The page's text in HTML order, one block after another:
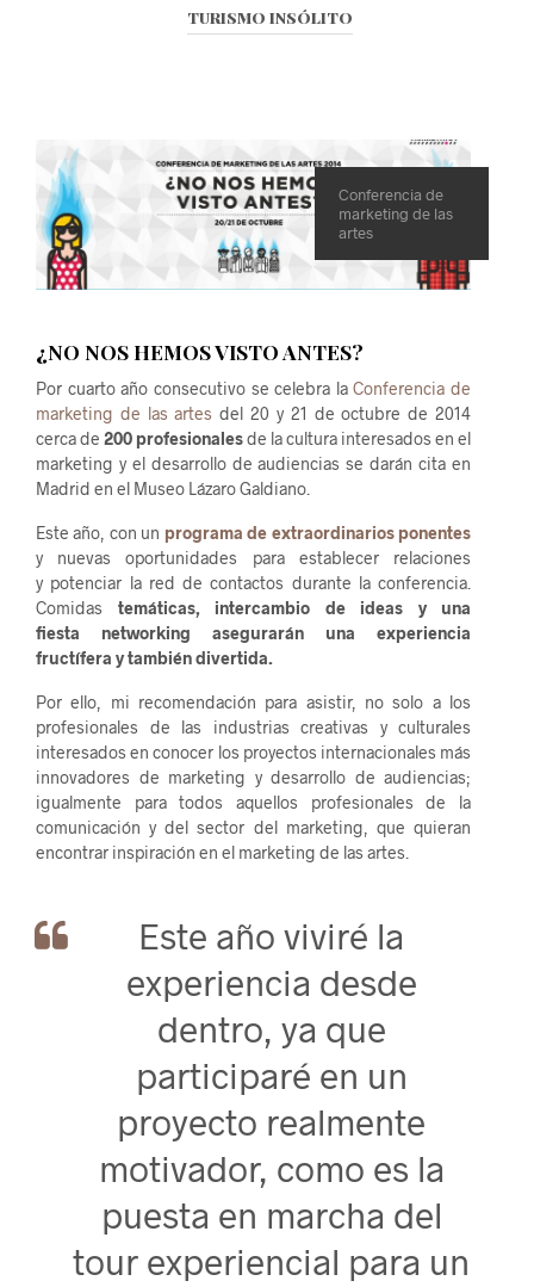
TURISMO INSÓLITO
Conferencia de
marketing de las
artes
¿NO NOS HEMOS VISTO ANTES?
Por cuarto año consecutivo se celebra laConferencia de
marketing de las artes del 20 y 21 de octubre de 2014
cerca de 200 profesionalesde la cultura interesados en el
marketing y el desarrollo de audiencias se darán cita en
Madrid en el Museo Lázaro Galdiano.
Este año, con un programa de extraordinarios ponentes
y nuevas oportunidades para establecer relaciones
y potenciar la red de contactos durante la conferencia.
Comidas temáticas, intercambio de ideas y una
fiesta networking asegurarán una experiencia
fructífera y también divertida.
Por ello, mi recomendación para asistir, no solo a los
profesionales de las industrias creativas y culturales
interesados en conocer los proyectos internacionales más
innovadores de marketing y desarrollo de audiencias;
igualmente para todos aquellos profesionales de la
comunicación y del sector del marketing, que quieran
encontrar inspiración en el marketing de las artes.
Este año viviré la
experiencia desde
dentro, ya que
participaré en un
proyecto realmente
motivador, como es la
puesta en marcha del
tour experiencial para un